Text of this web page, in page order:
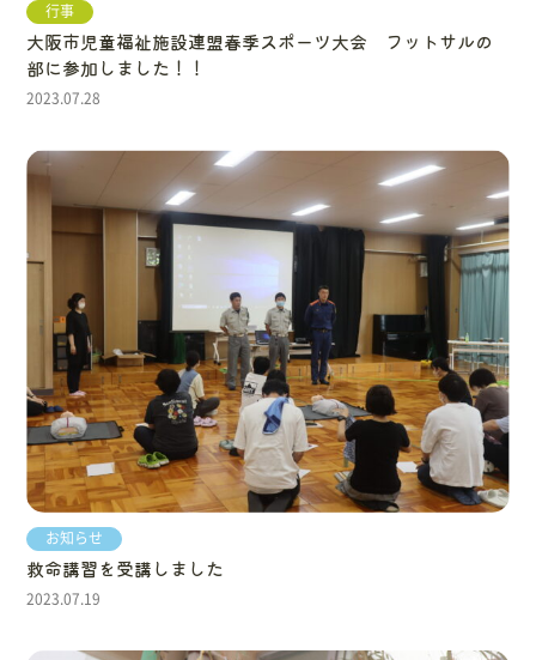
行事
大阪市児童福祉施設連盟春季スポーツ大会 フットサルの
部に参加しました！！
2023.07.28
お知らせ
救命講習を受講しました
2023.07.19